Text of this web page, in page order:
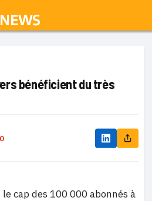
bénéficient du très
le cap des 100 000 abonnés à